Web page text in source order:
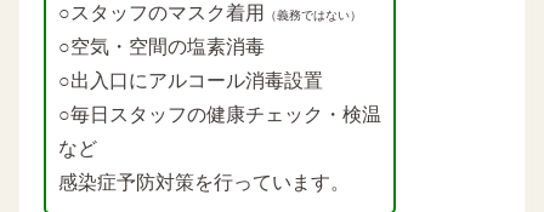
○スタッフのマスク着用
（義務ではない）
○空気・空間の塩素消毒
○出入口にアルコール消毒設置
○毎日スタッフの健康チェック・検温
など
感染症予防対策を行っています。